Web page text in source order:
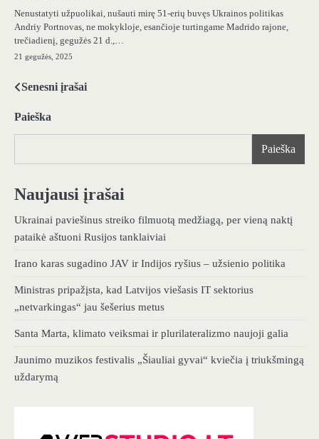
Nenustatyti užpuolikai, nušauti mirę 51-erių buvęs Ukrainos politikas
Andriy Portnovas, ne mokykloje, esančioje turtingame Madrido rajone,
trečiadienį, gegužės 21 d.,…
21 gegužės, 2025
Navigacija
tarp
Senesni įrašai
Paieška
Paieška
Naujausi įrašai
Ukrainai paviešinus streiko filmuotą medžiagą, per vieną naktį
pataikė aštuoni Rusijos tanklaiviai
Irano karas sugadino JAV ir Indijos ryšius – užsienio politika
Ministras pripažįsta, kad Latvijos viešasis IT sektorius
„netvarkingas“ jau šešerius metus
Santa Marta, klimato veiksmai ir plurilateralizmo naujoji galia
Jaunimo muzikos festivalis „Šiauliai gyvai“ kviečia į triukšmingą
uždarymą